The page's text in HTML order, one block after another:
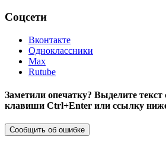
Соцсети
Вконтакте
Одноклассники
Max
Rutube
Заметили опечатку? Выделите
клавиши Ctrl+Enter или ссылку
Сообщить об ошибке